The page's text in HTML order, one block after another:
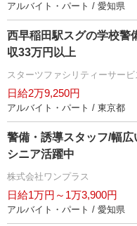
アルバイト・パート / 愛知県
西早稲田駅スグの学校警
収33万円以上
スターツファシリティーサー
日給2万9,250円
アルバイト・パート / 東京都
警備・誘導スタッフ/幅
シニア活躍中
株式会社ワンプラス
日給1万円～1万3,900円
アルバイト・パート / 愛知県